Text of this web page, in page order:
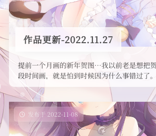
实体周边
延伸资源
友情链接
随笔
时间轴
登录 注册
作品更新-2022.11.27
提前一个月画的新年贺图…我以前老是想把
段时间画，就是怕到时候因为什么事错过了
都想画一张很不错的新 …
发布于 2022-11-08